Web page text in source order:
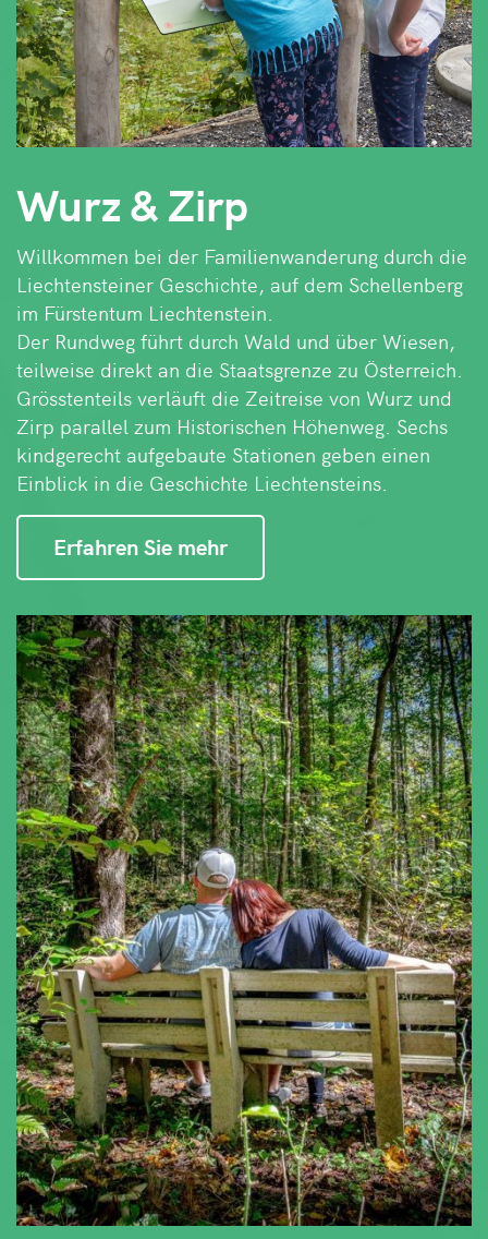
Wurz & Zirp
Willkommen bei der Familienwanderung durch die
Liechtensteiner Geschichte, auf dem Schellenberg
im Fürstentum Liechtenstein.
Der Rundweg führt durch Wald und über Wiesen,
teilweise direkt an die Staatsgrenze zu Österreich.
Grösstenteils verläuft die Zeitreise von Wurz und
Zirp parallel zum Historischen Höhenweg. Sechs
kindgerecht aufgebaute Stationen geben einen
Einblick in die Geschichte Liechtensteins.
Erfahren Sie mehr